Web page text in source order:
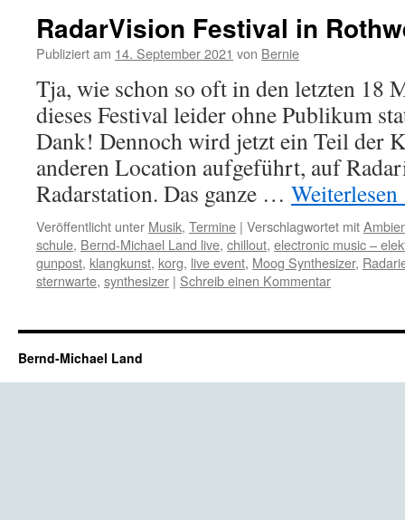
RadarVision Festival in
Publiziert am 14. September 2021 von Bernie
Tja, wie schon so oft in den letzten 18
dieses Festival leider ohne Publikum
Dank! Dennoch wird jetzt ein Teil der
anderen Location aufgeführt, auf
Radarstation. Das ganze … Weiterlesen
Veröffentlicht unter Musik, Termine | Verschlagwortet mit
schule, Bernd-Michael Land live, chillout, electronic music –
gunpost, klangkunst, korg, live event, Moog Synthesizer,
sternwarte, synthesizer | Schreib einen Kommentar
Bernd-Michael Land